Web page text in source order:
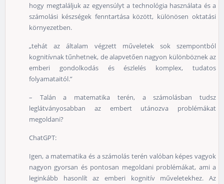
hogy megtaláljuk az egyensúlyt a technológia használata és a
számolási készségek fenntartása között, különösen oktatási
környezetben.
„tehát az általam végzett műveletek sok szempontból
kognitívnak tűnhetnek, de alapvetően nagyon különböznek az
emberi gondolkodás és észlelés komplex, tudatos
folyamataitól.”
– Talán a matematika terén, a számolásban tudsz
leglátványosabban az embert utánozva problémákat
megoldani?
ChatGPT:
Igen, a matematika és a számolás terén valóban képes vagyok
nagyon gyorsan és pontosan megoldani problémákat, ami a
leginkább hasonlít az emberi kognitív műveletekhez. Az